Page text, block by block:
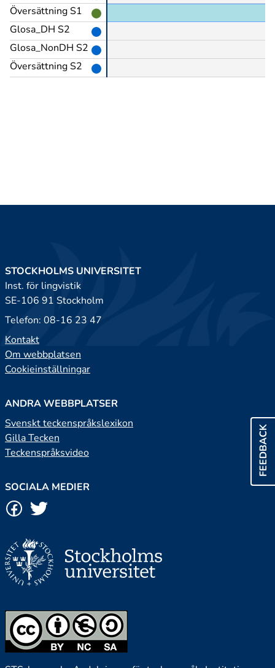
Översättning S1
Glosa_DH S2
Glosa_NonDH S2
Översättning S2
FEEDBACK
STOCKHOLMS UNIVERSITET
Inst. för lingvistik
SE-106 91 Stockholm
Telefon: 08-16 23 47
Kontakt
Om webbplatsen
Cookieinställningar
ANDRA WEBBPLATSER
Svenskt teckenspråkslexikon
Gilla Tecken
Teckenspråksvideo
SOCIALA MEDIER